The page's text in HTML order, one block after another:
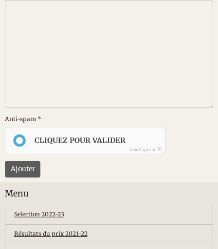
Anti-spam
CLIQUEZ POUR VALIDER
IconCaptcha ©
Ajouter
Menu
Selection 2022-23
Résultats du prix 2021-22